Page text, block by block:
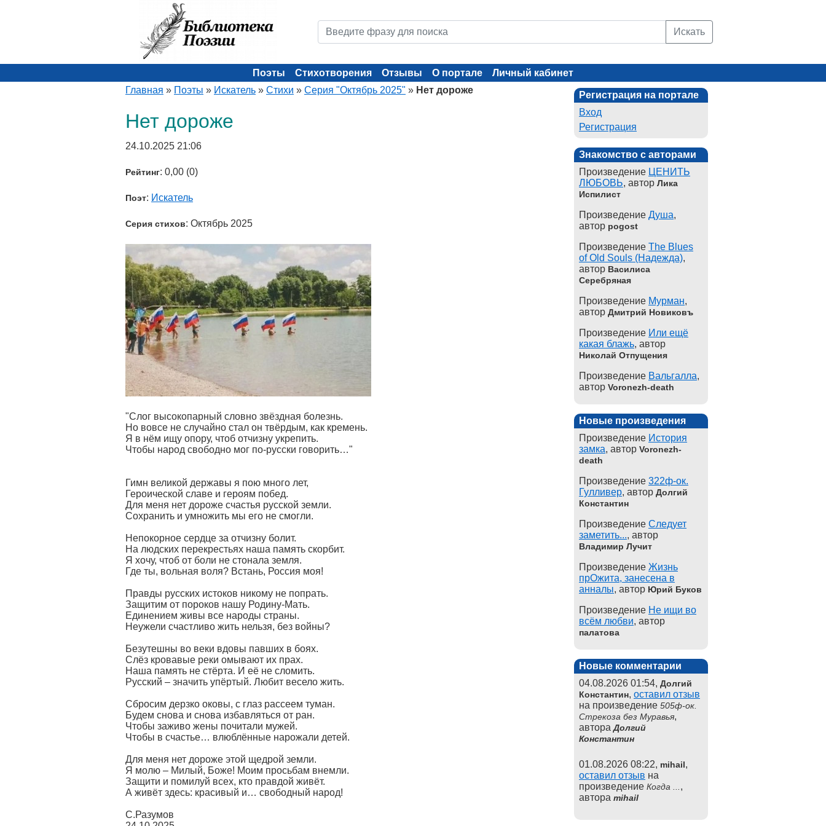
Искать
Поэты Стихотворения Отзывы О портале
Личный кабинет
Главная » Поэты » Искатель » Стихи » Серия "Октябрь 2025" » Нет дороже
Нет дороже
24.10.2025 21:06
Рейтинг: 0,00 (0)
Поэт: Искатель
Серия стихов: Октябрь 2025
"Слог высокопарный словно звёздная болезнь.
Но вовсе не случайно стал он твёрдым, как кремень.
Я в нём ищу опору, чтоб отчизну укрепить.
Чтобы народ свободно мог по-русски говорить…"
Гимн великой державы я пою много лет,
Героической славе и героям побед.
Для меня нет дороже счастья русской земли.
Сохранить и умножить мы его не смогли.
Непокорное сердце за отчизну болит.
На людских перекрестьях наша память скорбит.
Я хочу, чтоб от боли не стонала земля.
Где ты, вольная воля? Встань, Россия моя!
Правды русских истоков никому не попрать.
Защитим от пороков нашу Родину-Мать.
Единением живы все народы страны.
Неужели счастливо жить нельзя, без войны?
Безутешны во веки вдовы павших в боях.
Слёз кровавые реки омывают их прах.
Наша память не стёрта. И её не сломить.
Русский – значить упёртый. Любит весело жить.
Сбросим дерзко оковы, с глаз рассеем туман.
Будем снова и снова избавляться от ран.
Чтобы заживо жены почитали мужей.
Чтобы в счастье… влюблённые нарожали детей.
Для меня нет дороже этой щедрой земли.
Я молю – Милый, Боже! Моим просьбам внемли.
Защити и помилуй всех, кто правдой живёт.
А живёт здесь: красивый и… свободный народ!
С.Разумов
Регистрация на портале
Вход
Регистрация
Знакомство с авторами
Произведение ЦЕНИТЬ
ЛЮБОВЬ, автор Лика
Испилист
Произведение Душа,
автор pogost
Произведение The Blues
of Old Souls (Надежда),
автор Василиса
Серебряная
Произведение Мурман,
автор Дмитрий Новиковъ
Произведение Или ещё
какая блажь, автор
Николай Отпущения
Произведение Вальгалла,
автор Voronezh-death
Новые произведения
Произведение История
замка, автор Voronezh-
death
Произведение 322ф-ок.
Гулливер, автор Долгий
Константин
Произведение Следует
заметить..., автор
Владимир Лучит
Произведение Жизнь
прОжита, занесена в
анналы, автор Юрий Буков
Произведение Не ищи во
всём любви, автор
палатова
Новые комментарии
04.08.2026 01:54, Долгий
Константин, оставил отзыв
на произведение 505ф-ок.
Стрекоза без Муравья,
автораДолгий
Константин
01.08.2026 08:22, mihail,
оставил отзыв на
произведение Когда ... ,
автора mihail